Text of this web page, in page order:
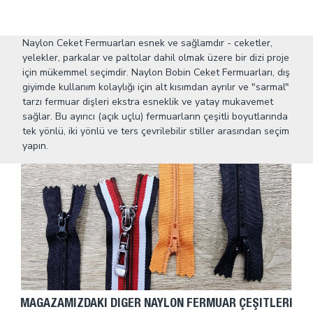
Naylon Ceket Fermuarları esnek ve sağlamdır - ceketler,
yelekler, parkalar ve paltolar dahil olmak üzere bir dizi proje
için mükemmel seçimdir. Naylon Bobin Ceket Fermuarları, dış
giyimde kullanım kolaylığı için alt kısımdan ayrılır ve "sarmal"
tarzı fermuar dişleri ekstra esneklik ve yatay mukavemet
sağlar. Bu ayırıcı (açık uçlu) fermuarların çeşitli boyutlarında
tek yönlü, iki yönlü ve ters çevrilebilir stiller arasından seçim
yapın.
MAĞAZAMIZDAKI DIĞER NAYLON FERMUAR ÇEŞITLERI